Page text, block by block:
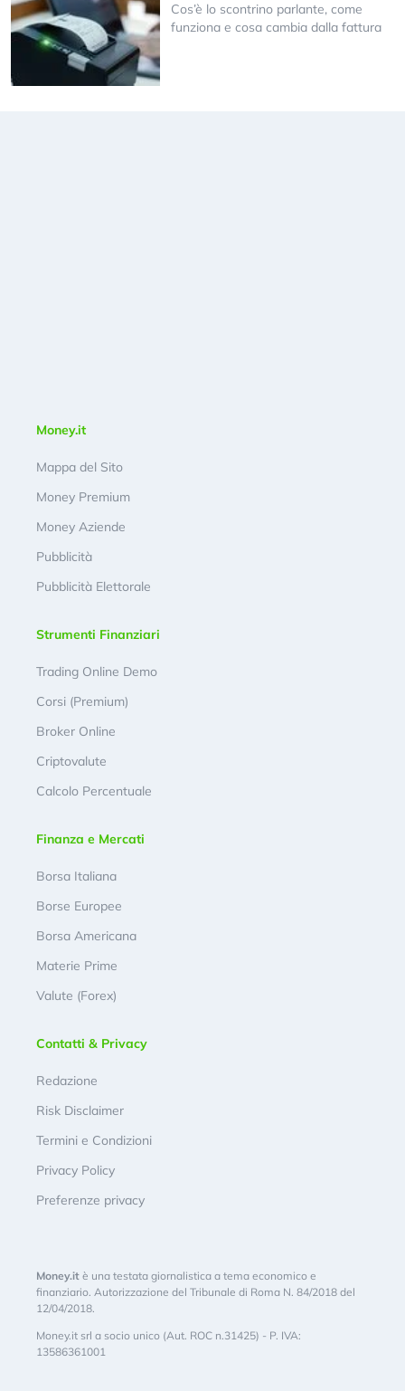
Cos’è lo scontrino parlante, come
funziona e cosa cambia dalla fattura
Money.it
Mappa del Sito
Money Premium
Money Aziende
Pubblicità
Pubblicità Elettorale
Strumenti Finanziari
Trading Online Demo
Corsi (Premium)
Broker Online
Criptovalute
Calcolo Percentuale
Finanza e Mercati
Borsa Italiana
Borse Europee
Borsa Americana
Materie Prime
Valute (Forex)
Contatti & Privacy
Redazione
Risk Disclaimer
Termini e Condizioni
Privacy Policy
Preferenze privacy
Money.it è una testata giornalistica a tema economico e
finanziario. Autorizzazione del Tribunale di Roma N. 84/2018 del
12/04/2018.
Money.it srl a socio unico (Aut. ROC n.31425) - P. IVA:
13586361001